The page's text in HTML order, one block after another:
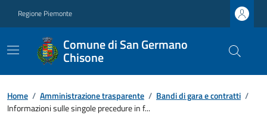
Regione Piemonte
Comune di San Germano
Chisone
Home / Amministrazione trasparente / Bandi di gara e contratti /
Informazioni sulle singole precedure in f...